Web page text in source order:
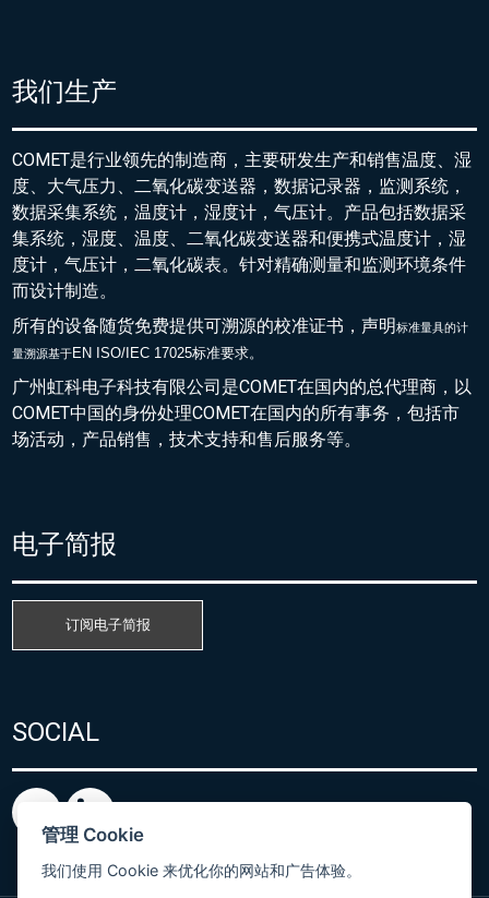
我们生产
COMET是行业领先的制造商，主要研发生产和销售温度、湿
度、大气压力、二氧化碳变送器，数据记录器，监测系统，
数据采集系统，温度计，湿度计，气压计。产品包括数据采
集系统，湿度、温度、二氧化碳变送器和便携式温度计，湿
度计，气压计，二氧化碳表。针对精确测量和监测环境条件
而设计制造。
所有的设备随货免费提供可溯源的校准证书，声明标准量具的计
量溯源基于EN ISO/IEC 17025标准要求。
广州虹科电子科技有限公司是COMET在国内的总代理商，以
COMET中国的身份处理COMET在国内的所有事务，包括市
场活动，产品销售，技术支持和售后服务等。
电子简报
订阅电子简报
SOCIAL
管理 Cookie
我们使用 Cookie 来优化你的网站和广告体验。